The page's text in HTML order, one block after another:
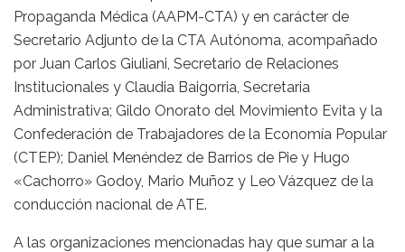
Propaganda Médica (AAPM-CTA) y en carácter de
Secretario Adjunto de la CTA Autónoma, acompañado
por Juan Carlos Giuliani, Secretario de Relaciones
Institucionales y Claudia Baigorria, Secretaria
Administrativa; Gildo Onorato del Movimiento Evita y la
Confederación de Trabajadores de la Economía Popular
(CTEP); Daniel Menéndez de Barrios de Pie y Hugo
«Cachorro» Godoy, Mario Muñoz y Leo Vázquez de la
conducción nacional de ATE.
A las organizaciones mencionadas hay que sumar a la